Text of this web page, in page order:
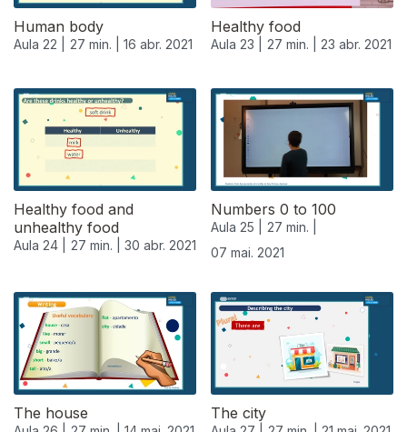
Human body
Aula 22 | 27 min. | 16 abr. 2021
Healthy food
Aula 23 | 27 min. | 23 abr. 2021
Healthy food and
unhealthy food
Aula 24 | 27 min. | 30 abr. 2021
Numbers 0 to 100
Aula 25 |
27 min. |
07 mai. 2021
The house The city